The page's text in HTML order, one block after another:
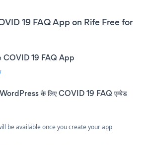
19 FAQ App on Rife Free for
COVID 19 FAQ App
के लिए COVID 19 FAQ एम्बेड
be available once you create your app